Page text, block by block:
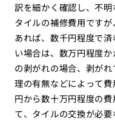
訳を細かく確認し、不明
タイルの補修費用です
あれば、数千円程度で
い場合は、数万円程度
の剥がれの場合、剥が
理の有無などによって
円から数十万円程度の
て、タイルの交換が必